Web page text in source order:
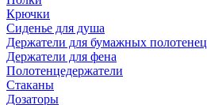
Крючки
Сиденье для душа
Держатели для бумажных полотенец
Держатели для фена
Полотенцедержатели
Стаканы
Дозаторы